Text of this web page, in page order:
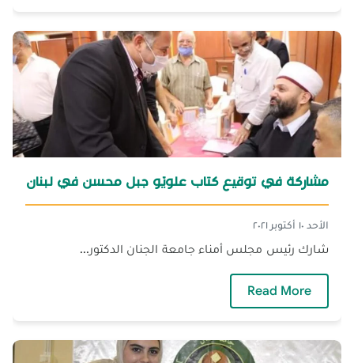
مشاركة في توقيع كتاب علويّو جبل محسن في لبنان
الأحد ١٠ أكتوبر ٢٠٢١
شارك رئيس مجلس أمناء جامعة الجنان الدكتور...
Read More